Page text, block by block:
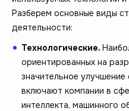
Разберем основные виды
деятельности:
Технологические.
ориентированных на
значительное
включают компании в
интеллекта, машинного